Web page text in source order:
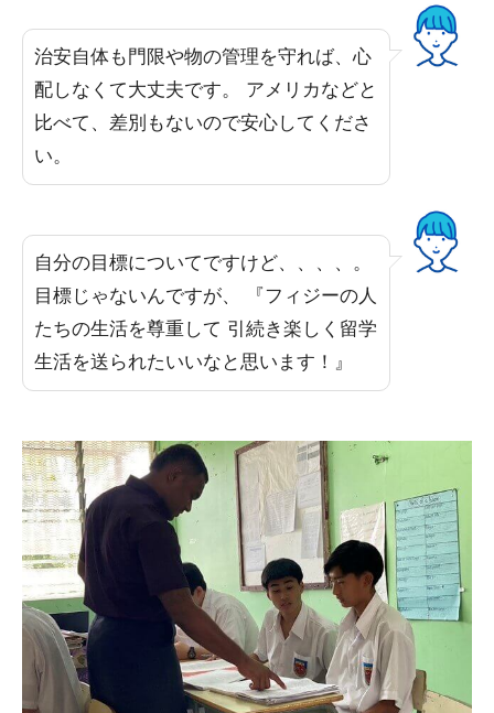
治安自体も門限や物の管理を守れば、心
配しなくて大丈夫です。 アメリカなどと
比べて、差別もないので安心してくださ
い。
自分の目標についてですけど、、、、。
目標じゃないんですが、 『フィジーの人
たちの生活を尊重して 引続き楽しく留学
生活を送られたいいなと思います！』